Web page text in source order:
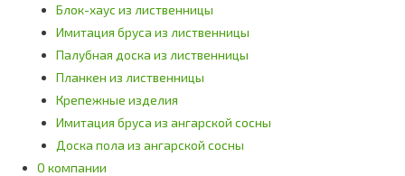
Блок-хаус из лиственницы
Имитация бруса из лиственницы
Палубная доска из лиственницы
Планкен из лиственницы
Крепежные изделия
Имитация бруса из ангарской сосны
Доска пола из ангарской сосны
О компании